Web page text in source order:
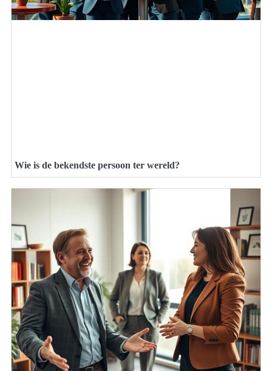
Wie is de bekendste persoon ter wereld?